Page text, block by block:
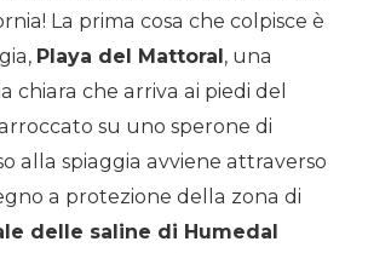
La prima cosa che colpisce è
Playa del Mattoral, una
chiara che arriva ai piedi del
su uno sperone di
alla spiaggia avviene attraverso
a protezione della zona di
delle saline di Humedal